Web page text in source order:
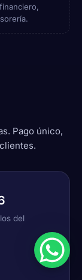
Pago único,
del